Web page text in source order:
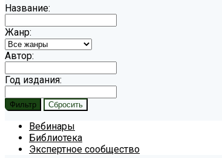
Название:
Жанр:
Автор:
Год издания:
Вебинары
Библиотека
Экспертное сообщество